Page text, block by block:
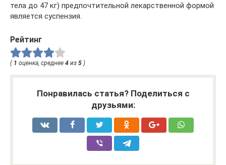
тела до 47 кг) предпочтительной лекарственной формой
является суспензия.
Рейтинг
( 1 оценка, среднее 4 из 5 )
Понравилась статья? Поделиться с
друзьями: